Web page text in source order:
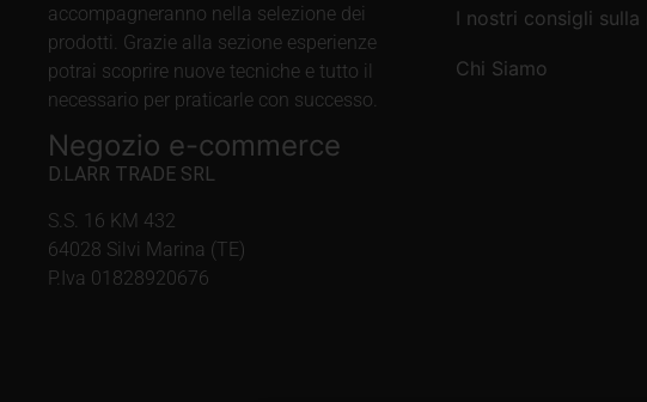
accompagneranno nella selezione dei
prodotti. Grazie alla sezione esperienze
potrai scoprire nuove tecniche e tutto il
necessario per praticarle con successo.
Negozio e-commerce
D.LARR TRADE SRL
S.S. 16 KM 432
64028 Silvi Marina (TE)
P.Iva 01828920676
I nostri consigli sulla
Chi Siamo